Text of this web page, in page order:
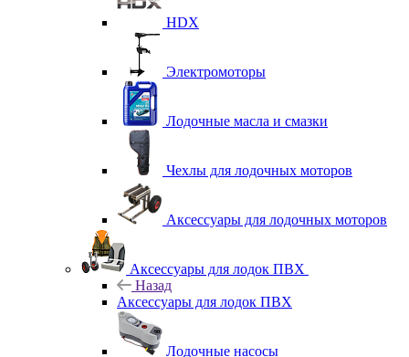
HDX
Электромоторы
Лодочные масла и смазки
Чехлы для лодочных моторов
Аксессуары для лодочных моторов
Аксессуары для лодок ПВХ
Назад
Аксессуары для лодок ПВХ
Лодочные насосы